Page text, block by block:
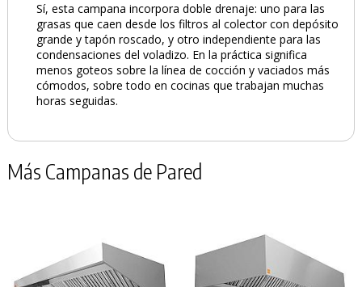
Sí, esta campana incorpora doble drenaje: uno para las
grasas que caen desde los filtros al colector con depósito
grande y tapón roscado, y otro independiente para las
condensaciones del voladizo. En la práctica significa
menos goteos sobre la línea de cocción y vaciados más
cómodos, sobre todo en cocinas que trabajan muchas
horas seguidas.
Más Campanas de Pared